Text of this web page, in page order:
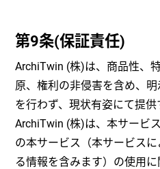
第9条(保証責任)
ArchiTwin (株)は、商品性、
原、権利の非侵害を含め、
を行わず、現状有姿にて提供
ArchiTwin (株)は、本サービ
の本サービス（本サービス
る情報を含みます）の使用に